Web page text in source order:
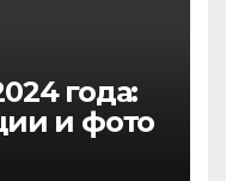
года:
и фото